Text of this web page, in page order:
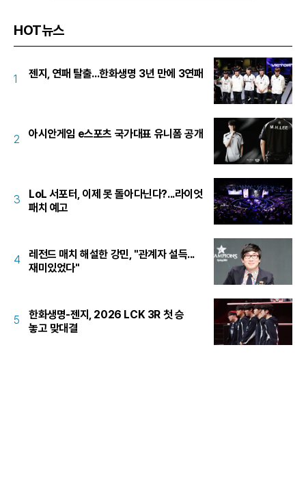
HOT뉴스
1 젠지, 연패 탈출...한화생명 3년 만에 3연패
2 아시안게임 e스포츠 국가대표 유니폼 공개
3
LoL 서포터, 이제 못 돌아다닌다?...라이엇
패치 예고
4
레전드 매치 해설한 강민, "관계자 설득...
재미있었다"
5
한화생명-젠지, 2026 LCK 3R 첫 승
놓고 맞대결